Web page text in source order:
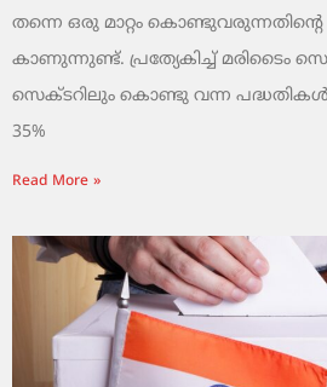
തന്നെ ഒരു മാറ്റം
കാണുന്നുണ്ട്. പ്രത്യേകിച്ച് മരിടൈം
സെക്ടറിലും കൊണ്ടു വന്ന പദ്ധതികൾ.
35%
Read More »